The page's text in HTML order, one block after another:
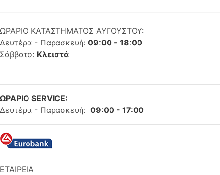
ΩΡΑΡΙΟ ΚΑΤΑΣΤΗΜΑΤΟΣ ΑΥΓΟΥΣΤΟΥ:
Δευτέρα - Παρασκευή: 09:00 - 18:00
Σάββατο: Κλειστά
ΩΡΑΡΙΟ SERVICE:
Δευτέρα - Παρασκευή: 09:00 - 17:00
ΕΤΑΙΡΕΙΑ